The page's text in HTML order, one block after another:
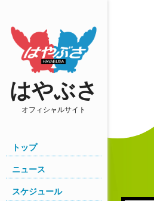
はやぶさ
オフィシャルサイト
トップ
ニュース
スケジュール